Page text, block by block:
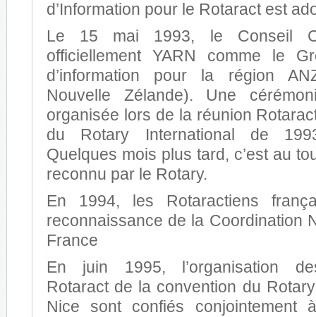
d’Information pour le Rotaract est
Le 15 mai 1993, le Conseil
officiellement YARN comme le
d’information pour la région
Nouvelle Zélande). Une
organisée lors de la réunion
du Rotary International de
Quelques mois plus tard, c’est au
reconnu par le Rotary.
En 1994, les Rotaractiens
reconnaissance de la Coordination
France
En juin 1995, l’organisation
Rotaract de la convention du
Nice sont confiés conjointement